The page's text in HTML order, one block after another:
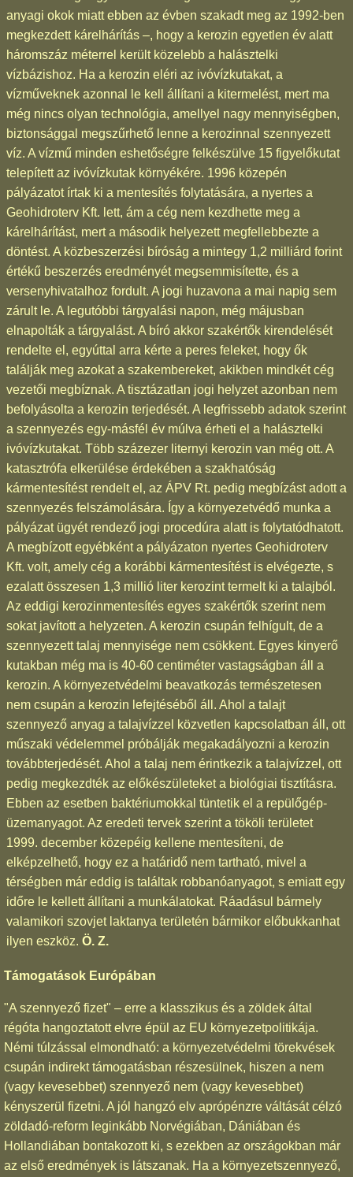
anyagi okok miatt ebben az évben szakadt meg az 1992-ben
megkezdett kárelhárítás –, hogy a kerozin egyetlen év alatt
háromszáz méterrel került közelebb a halásztelki
vízbázishoz. Ha a kerozin eléri az ivóvízkutakat, a
vízműveknek azonnal le kell állítani a kitermelést, mert ma
még nincs olyan technológia, amellyel nagy mennyiségben,
biztonsággal megszűrhető lenne a kerozinnal szennyezett
víz. A vízmű minden eshetőségre felkészülve 15 figyelőkutat
telepített az ivóvízkutak környékére. 1996 közepén
pályázatot írtak ki a mentesítés folytatására, a nyertes a
Geohidroterv Kft. lett, ám a cég nem kezdhette meg a
kárelhárítást, mert a második helyezett megfellebbezte a
döntést. A közbeszerzési bíróság a mintegy 1,2 milliárd forint
értékű beszerzés eredményét megsemmisítette, és a
versenyhivatalhoz fordult. A jogi huzavona a mai napig sem
zárult le. A legutóbbi tárgyalási napon, még májusban
elnapolták a tárgyalást. A bíró akkor szakértők kirendelését
rendelte el, egyúttal arra kérte a peres feleket, hogy ők
találják meg azokat a szakembereket, akikben mindkét cég
vezetői megbíznak. A tisztázatlan jogi helyzet azonban nem
befolyásolta a kerozin terjedését. A legfrissebb adatok szerint
a szennyezés egy-másfél év múlva érheti el a halásztelki
ivóvízkutakat. Több százezer liternyi kerozin van még ott. A
katasztrófa elkerülése érdekében a szakhatóság
kármentesítést rendelt el, az ÁPV Rt. pedig megbízást adott a
szennyezés felszámolására. Így a környezetvédő munka a
pályázat ügyét rendező jogi procedúra alatt is folytatódhatott.
A megbízott egyébként a pályázaton nyertes Geohidroterv
Kft. volt, amely cég a korábbi kármentesítést is elvégezte, s
ezalatt összesen 1,3 millió liter kerozint termelt ki a talajból.
Az eddigi kerozinmentesítés egyes szakértők szerint nem
sokat javított a helyzeten. A kerozin csupán felhígult, de a
szennyezett talaj mennyisége nem csökkent. Egyes kinyerő
kutakban még ma is 40-60 centiméter vastagságban áll a
kerozin. A környezetvédelmi beavatkozás természetesen
nem csupán a kerozin lefejtéséből áll. Ahol a talajt
szennyező anyag a talajvízzel közvetlen kapcsolatban áll, ott
műszaki védelemmel próbálják megakadályozni a kerozin
továbbterjedését. Ahol a talaj nem érintkezik a talajvízzel, ott
pedig megkezdték az előkészületeket a biológiai tisztításra.
Ebben az esetben baktériumokkal tüntetik el a repülőgép-
üzemanyagot. Az eredeti tervek szerint a tököli területet
1999. december közepéig kellene mentesíteni, de
elképzelhető, hogy ez a határidő nem tartható, mivel a
térségben már eddig is találtak robbanóanyagot, s emiatt egy
időre le kellett állítani a munkálatokat. Ráadásul bármely
valamikori szovjet laktanya területén bármikor előbukkanhat
ilyen eszköz. Ö. Z.
Támogatások Európában
"A szennyező fizet" – erre a klasszikus és a zöldek által
régóta hangoztatott elvre épül az EU környezetpolitikája.
Némi túlzással elmondható: a környezetvédelmi törekvések
csupán indirekt támogatásban részesülnek, hiszen a nem
(vagy kevesebbet) szennyező nem (vagy kevesebbet)
kényszerül fizetni. A jól hangzó elv aprópénzre váltását célzó
zöldadó-reform leginkább Norvégiában, Dániában és
Hollandiában bontakozott ki, s ezekben az országokban már
az első eredmények is látszanak. Ha a környezetszennyező,